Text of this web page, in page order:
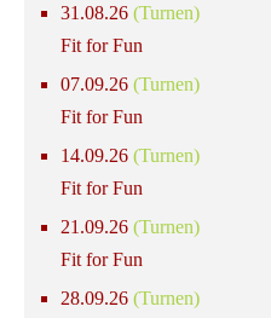
31.08.26 (Turnen)
Fit for Fun
07.09.26 (Turnen)
Fit for Fun
14.09.26 (Turnen)
Fit for Fun
21.09.26 (Turnen)
Fit for Fun
28.09.26 (Turnen)